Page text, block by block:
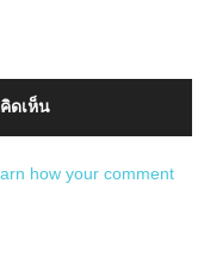
ดเห็น
how your comment